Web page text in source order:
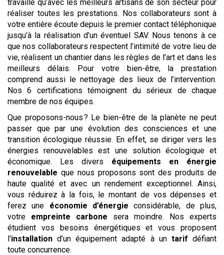
travaille qu’avec les meilleurs artisans de son secteur pour
réaliser toutes les prestations. Nos collaborateurs sont à
votre entière écoute depuis le premier contact téléphonique
jusqu’à la réalisation d’un éventuel SAV. Nous tenons à ce
que nos collaborateurs respectent l’intimité de votre lieu de
vie, réalisent un chantier dans les règles de l’art et dans les
meilleurs délais. Pour votre bien-être, la prestation
comprend aussi le nettoyage des lieux de l’intervention.
Nos 6 certifications témoignent du sérieux de chaque
membre de nos équipes.
Que proposons-nous ? Le bien-être de la planète ne peut
passer que par une évolution des consciences et une
transition écologique réussie. En effet, se diriger vers les
énergies renouvelables est une solution écologique et
économique. Les divers équipements en énergie
renouvelable que nous proposons sont des produits de
haute qualité et avec un rendement exceptionnel. Ainsi,
vous réduirez à la fois, le montant de vos dépenses et
ferez une économie d’énergie considérable, de plus,
votre empreinte carbone sera moindre. Nos experts
étudient vos besoins énergétiques et vous proposent
l’installation d’un équipement adapté à un tarif défiant
toute concurrence.